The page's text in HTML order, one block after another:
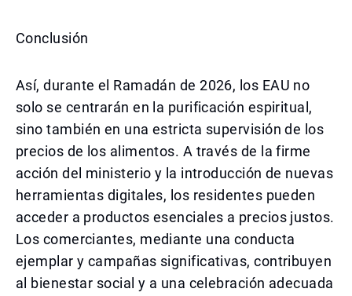
Conclusión
Así, durante el Ramadán de 2026, los EAU no
solo se centrarán en la purificación espiritual,
sino también en una estricta supervisión de los
precios de los alimentos. A través de la firme
acción del ministerio y la introducción de nuevas
herramientas digitales, los residentes pueden
acceder a productos esenciales a precios justos.
Los comerciantes, mediante una conducta
ejemplar y campañas significativas, contribuyen
al bienestar social y a una celebración adecuada